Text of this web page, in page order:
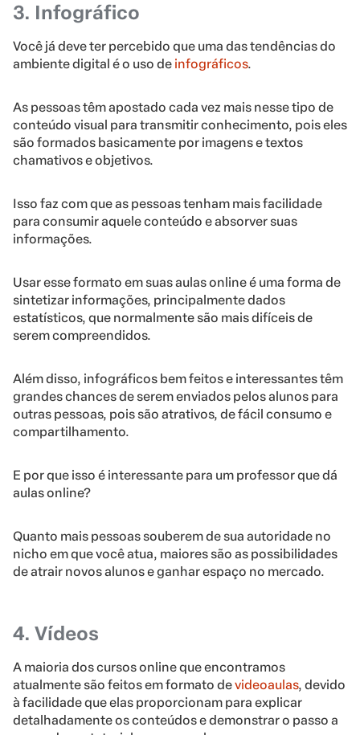
3. Infográfico
Você já deve ter percebido que uma das tendências do
ambiente digital é o uso de infográficos.
As pessoas têm apostado cada vez mais nesse tipo de
conteúdo visual para transmitir conhecimento, pois eles
são formados basicamente por imagens e textos
chamativos e objetivos.
Isso faz com que as pessoas tenham mais facilidade
para consumir aquele conteúdo e absorver suas
informações.
Usar esse formato em suas aulas online é uma forma de
sintetizar informações, principalmente dados
estatísticos, que normalmente são mais difíceis de
serem compreendidos.
Além disso, infográficos bem feitos e interessantes têm
grandes chances de serem enviados pelos alunos para
outras pessoas, pois são atrativos, de fácil consumo e
compartilhamento.
E por que isso é interessante para um professor que dá
aulas online?
Quanto mais pessoas souberem de sua autoridade no
nicho em que você atua, maiores são as possibilidades
de atrair novos alunos e ganhar espaço no mercado.
4. Vídeos
A maioria dos cursos online que encontramos
atualmente são feitos em formato devideoaulas, devido
à facilidade que elas proporcionam para explicar
detalhadamente os conteúdos e demonstrar o passo a